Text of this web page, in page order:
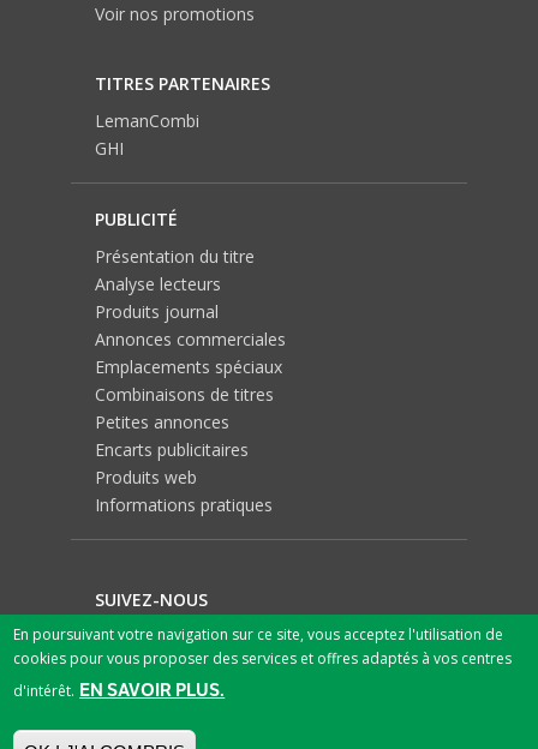
Voir nos promotions
TITRES PARTENAIRES
LemanCombi
GHI
PUBLICITÉ
Présentation du titre
Analyse lecteurs
Produits journal
Annonces commerciales
Emplacements spéciaux
Combinaisons de titres
Petites annonces
Encarts publicitaires
Produits web
Informations pratiques
SUIVEZ-NOUS
En poursuivant votre navigation sur ce site, vous acceptez l'utilisation de
cookies pour vous proposer des services et offres adaptés à vos centres
d'intérêt. EN SAVOIR PLUS.